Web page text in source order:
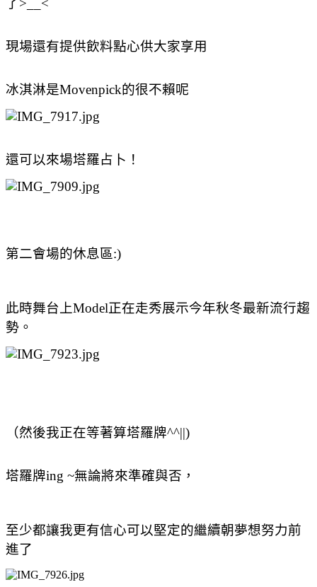
了>__<
現場還有提供飲料點心供大家享用
冰淇淋是Movenpick的很不賴呢
還可以來場塔羅占卜！
第二會場的休息區:)
此時舞台上Model正在走秀展示今年秋冬最新流行趨
勢。
（然後我正在等著算塔羅牌^^||)
塔羅牌ing ~無論將來準確與否，
至少都讓我更有信心可以堅定的繼續朝夢想努力前
進了